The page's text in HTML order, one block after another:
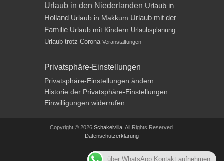
Urlaub in den Niederlanden Urlaub in
Holland Urlaub in Makkum Urlaub mit der
Familie Urlaub mit Kindern Urlaubsplanung
Urlaub trotz Corona Veranstaltungen
Privatsphäre-Einstellungen
Privatsphäre-Einstellungen ändern
Historie der Privatsphäre-Einstellungen
Einwilligungen widerrufen
Copyright © 2026 Schakelvilla. All Rights Reserved.
Datenschutzerklärung
Impressum
über WhatsApp Kontakt aufnehmen